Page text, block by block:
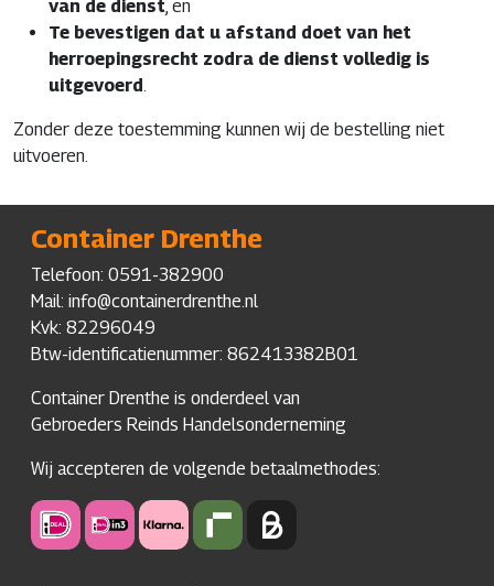
van de dienst, en
Te bevestigen dat u afstand doet van het
herroepingsrecht zodra de dienst volledig is
uitgevoerd.
Zonder deze toestemming kunnen wij de bestelling niet
uitvoeren.
Container Drenthe
Telefoon: 0591-382900
Mail: info@containerdrenthe.nl
Kvk: 82296049
Btw-identificatienummer: 862413382B01
Container Drenthe is onderdeel van
Gebroeders Reinds Handelsonderneming
Wij accepteren de volgende betaalmethodes: